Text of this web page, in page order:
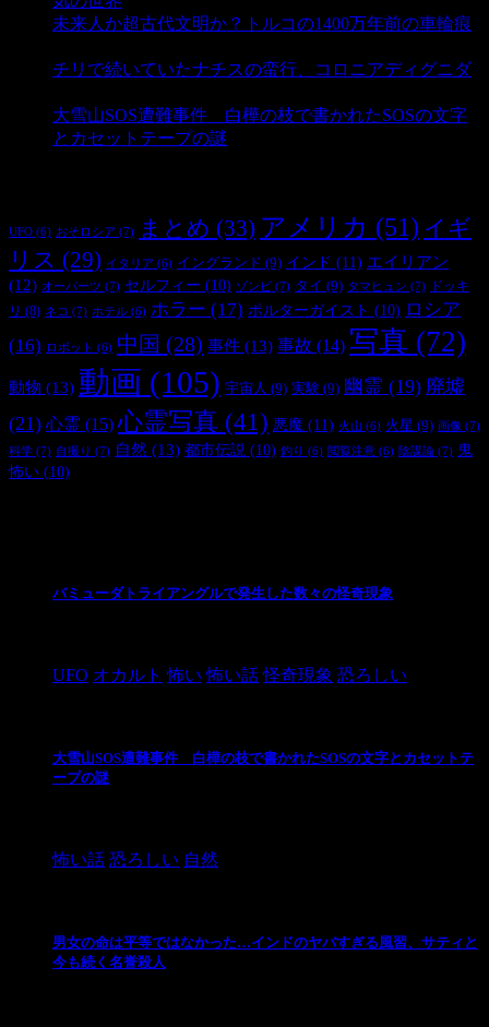
未来人か超古代文明か？トルコの1400万年前の車輪痕
チリで続いていたナチスの蛮行、コロニアディグニダ
大雪山SOS遭難事件 白樺の枝で書かれたSOSの文字
とカセットテープの謎
UFO (6) おそロシア (7) まとめ (33) アメリカ (51) イギ
リス (29) イタリア (6) イングランド (9) インド (11) エイリアン
(12) オーパーツ (7) セルフィー (10) ゾンビ (7) タイ (9) タマヒュン (7)
ドッキ
リ (8) ネコ (7) ホテル (6) ホラー (17) ポルターガイスト (10) ロシア
(16)
ロボット (6) 中国 (28) 事件 (13) 事故 (14) 写真 (72)
動物 (13) 動画 (105) 宇宙人 (9) 実験 (9) 幽霊 (19) 廃墟
(21) 心霊 (15) 心霊写真 (41) 悪魔 (11) 火山 (6) 火星 (9) 画像 (7)
科学 (7) 自撮り (7) 自然 (13) 都市伝説 (10) 釣り (6) 閲覧注意 (6) 陰謀論 (7) 鬼
怖い (10)
バミューダトライアングルで発生した数々の怪奇現象
UFO オカルト 怖い 怖い話 怪奇現象 恐ろしい
大雪山SOS遭難事件 白樺の枝で書かれたSOSの文字とカセットテ
ープの謎
怖い話 恐ろしい 自然
男女の命は平等ではなかった…インドのヤバすぎる風習、サティと
今も続く名誉殺人